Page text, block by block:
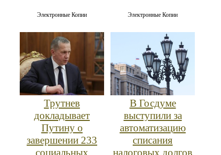
Электронные Копии Электронные Копии
Трутнев
докладывает
Путину о
завершении 233
социальных
В Госдуме
выступили за
автоматизацию
списания
налоговых долгов